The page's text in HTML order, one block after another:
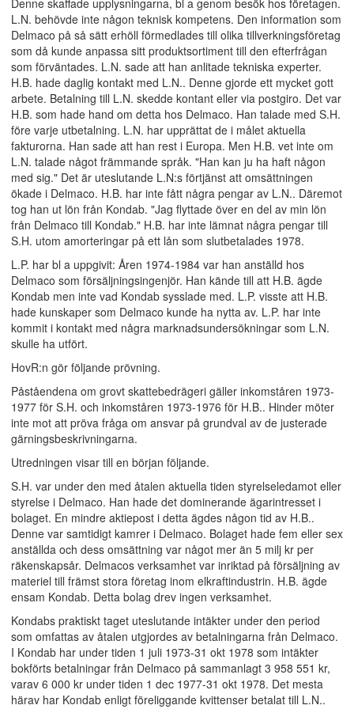
Denne skaffade upplysningarna, bl a genom besök hos företagen.
L.N. behövde inte någon teknisk kompetens. Den information som
Delmaco på så sätt erhöll förmedlades till olika tillverkningsföretag
som då kunde anpassa sitt produktsortiment till den efterfrågan
som förväntades. L.N. sade att han anlitade tekniska experter.
H.B. hade daglig kontakt med L.N.. Denne gjorde ett mycket gott
arbete. Betalning till L.N. skedde kontant eller via postgiro. Det var
H.B. som hade hand om detta hos Delmaco. Han talade med S.H.
före varje utbetalning. L.N. har upprättat de i målet aktuella
fakturorna. Han sade att han rest i Europa. Men H.B. vet inte om
L.N. talade något främmande språk. "Han kan ju ha haft någon
med sig." Det är uteslutande L.N:s förtjänst att omsättningen
ökade i Delmaco. H.B. har inte fått några pengar av L.N.. Däremot
tog han ut lön från Kondab. "Jag flyttade över en del av min lön
från Delmaco till Kondab." H.B. har inte lämnat några pengar till
S.H. utom amorteringar på ett lån som slutbetalades 1978.
L.P. har bl a uppgivit: Åren 1974-1984 var han anställd hos
Delmaco som försäljningsingenjör. Han kände till att H.B. ägde
Kondab men inte vad Kondab sysslade med. L.P. visste att H.B.
hade kunskaper som Delmaco kunde ha nytta av. L.P. har inte
kommit i kontakt med några marknadsundersökningar som L.N.
skulle ha utfört.
HovR:n gör följande prövning.
Påståendena om grovt skattebedrägeri gäller inkomståren 1973-
1977 för S.H. och inkomståren 1973-1976 för H.B.. Hinder möter
inte mot att pröva fråga om ansvar på grundval av de justerade
gärningsbeskrivningarna.
Utredningen visar till en början följande.
S.H. var under den med åtalen aktuella tiden styrelseledamot eller
styrelse i Delmaco. Han hade det dominerande ägarintresset i
bolaget. En mindre aktiepost i detta ägdes någon tid av H.B..
Denne var samtidigt kamrer i Delmaco. Bolaget hade fem eller sex
anställda och dess omsättning var något mer än 5 milj kr per
räkenskapsår. Delmacos verksamhet var inriktad på försäljning av
materiel till främst stora företag inom elkraftindustrin. H.B. ägde
ensam Kondab. Detta bolag drev ingen verksamhet.
Kondabs praktiskt taget uteslutande intäkter under den period
som omfattas av åtalen utgjordes av betalningarna från Delmaco.
I Kondab har under tiden 1 juli 1973-31 okt 1978 som intäkter
bokförts betalningar från Delmaco på sammanlagt 3 958 551 kr,
varav 6 000 kr under tiden 1 dec 1977-31 okt 1978. Det mesta
härav har Kondab enligt föreliggande kvittenser betalat till L.N..